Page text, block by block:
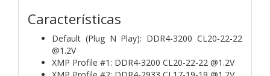
Características
Default (Plug N Play): DDR4-3200 CL20-22-22
@1.2V
XMP Profile #1: DDR4-3200 CL20-22-22 @1.2V